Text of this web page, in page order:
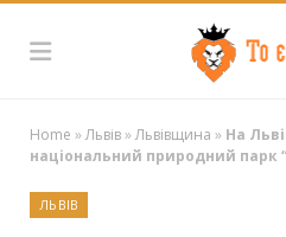
Home »Львів»Львівщина » На
національний природний парк
ЛЬВІВ